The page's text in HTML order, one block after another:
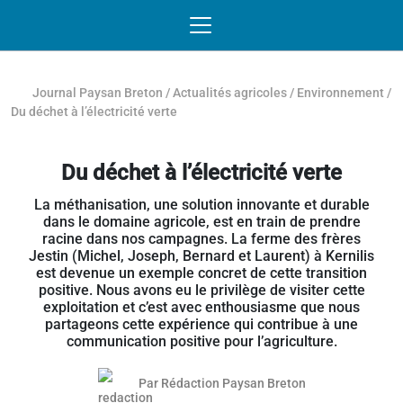
Journal Paysan Breton /Actualités agricoles / Environnement /
Du déchet à l’électricité verte
Du déchet à l’électricité verte
La méthanisation, une solution innovante et durable
dans le domaine agricole, est en train de prendre
racine dans nos campagnes. La ferme des frères
Jestin (Michel, Joseph, Bernard et Laurent) à Kernilis
est devenue un exemple concret de cette transition
positive. Nous avons eu le privilège de visiter cette
exploitation et c’est avec enthousiasme que nous
partageons cette expérience qui contribue à une
communication positive pour l’agriculture.
Par Rédaction Paysan Breton